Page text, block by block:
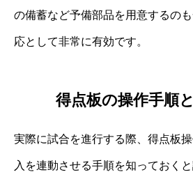
の備蓄など予備部品を用意するの
応として非常に有効です。
得点板の操作手順
実際に試合を進行する際、得点板
入を連動させる手順を知っておく